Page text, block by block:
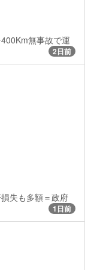
無事故で運
2日前
失も多額＝政府
1日前